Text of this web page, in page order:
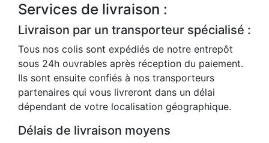
Services de livraison :
Livraison par un transporteur spécialisé :
Tous nos colis sont expédiés de notre entrepôt
sous 24h ouvrables après réception du paiement.
Ils sont ensuite confiés à nos transporteurs
partenaires qui vous livreront dans un délai
dépendant de votre localisation géographique.
Délais de livraison moyens